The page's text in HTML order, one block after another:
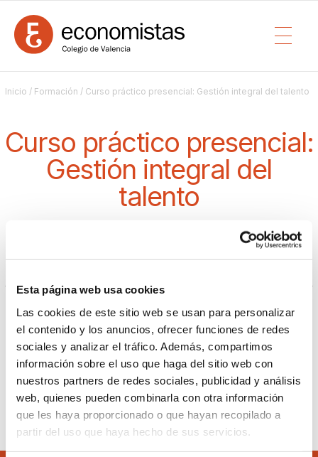
Esta página web usa cookies
Las cookies de este sitio web se usan para personalizar
el contenido y los anuncios, ofrecer funciones de redes
sociales y analizar el tráfico. Además, compartimos
información sobre el uso que haga del sitio web con
nuestros partners de redes sociales, publicidad y análisis
web, quienes pueden combinarla con otra información
que les haya proporcionado o que hayan recopilado a
partir del uso que haya hecho de sus servicios.
Inicio / Formación / Curso práctico presencial: Gestión integral del talento
Curso práctico presencial:
Gestión integral del
talento
/ DESDE EL 09/02/2026 16:00 HASTA 02/03/2026 20:00 (16
HORAS)
Comisión de dirección y gestión de empresas
Ver más información del curso pulsando elsiguiente
Inscribirse al curso